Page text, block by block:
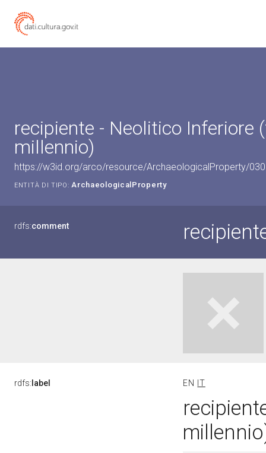
recipiente - Neolitico Inferiore
millennio)
https://w3id.org/arco/resource/ArchaeologicalProperty/
ENTITÀ DI TIPO: ArchaeologicalProperty
rdfs:comment
rdfs: label EN IT